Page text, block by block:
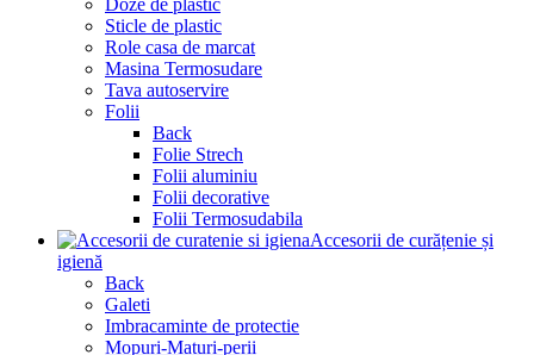
Doze de plastic
Sticle de plastic
Role casa de marcat
Masina Termosudare
Tava autoservire
Folii
Back
Folie Strech
Folii aluminiu
Folii decorative
Folii Termosudabila
Accesorii de curățenie și
igienă
Back
Galeti
Imbracaminte de protectie
Mopuri-Maturi-perii